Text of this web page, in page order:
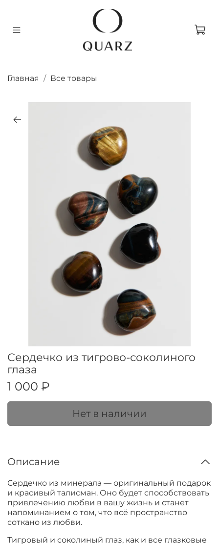
Главная Все товары
Сердечко из тигрово-соколиного
глаза
1 000 ₽
Нет в наличии
Описание
Сердечко из минерала — оригинальный подарок
и красивый талисман. Оно будет способствовать
привлечению любви в вашу жизнь и станет
напоминанием о том, что всё пространство
соткано из любви.
Тигровый и соколиный глаз, как и все глазковые